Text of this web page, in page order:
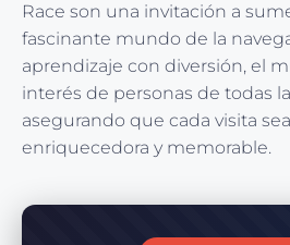
Race son una invitación a
fascinante mundo de la
aprendizaje con diversión, el
interés de personas de todas
asegurando que cada visita
enriquecedora y memorable.